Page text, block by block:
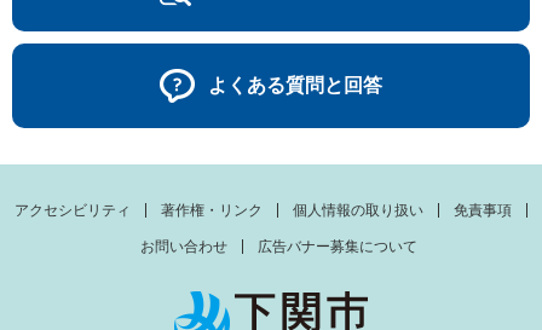
よくある質問と回答
アクセシビリティ 著作権・リンク 個人情報の取り扱い 免責事項
お問い合わせ 広告バナー募集について